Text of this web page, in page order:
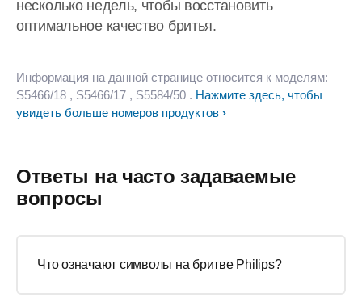
несколько недель, чтобы восстановить
оптимальное качество бритья.
Информация на данной странице относится к моделям:
S5466/18 , S5466/17 , S5584/50 . Нажмите здесь, чтобы
увидеть больше номеров продуктов
Ответы на часто задаваемые
вопросы
Что означают символы на бритве Philips?